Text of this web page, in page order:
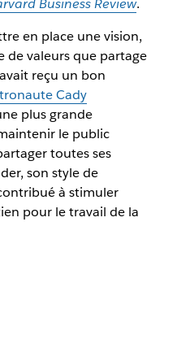
Business Review.
en place une vision,
de valeurs que partage
reçu un bon
Cady
plus grande
le public
toutes ses
son style de
à stimuler
pour le travail de la